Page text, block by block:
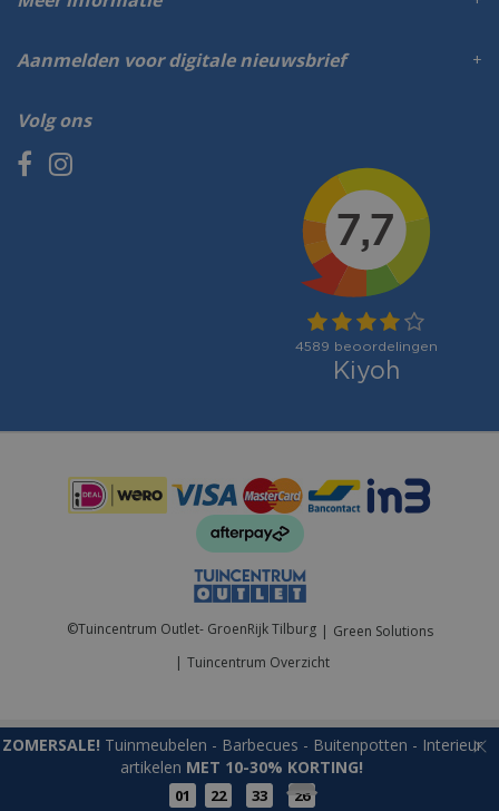
ZOMERSALE! Tuinmeubelen - Barbecues - Buitenpotten - Interieur
artikelen MET 10-30% KORTING!
01 22 33 25
Volg ons
Aanmelden voor digitale nieuwsbrief
©Tuincentrum Outlet- GroenRijk Tilburg
Green Solutions
Tuincentrum Overzicht